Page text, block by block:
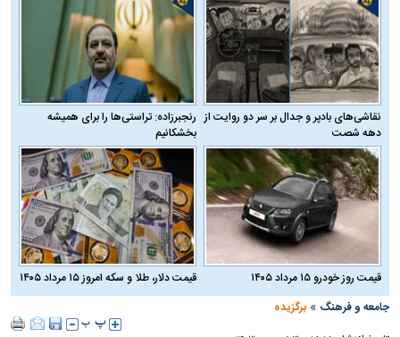
نقاشی‌های بادپر و جدال بر سر دو روایت از
دهه شصت
رنجبرزاده: تراستی‌ها را برای همیشه
بخشکانیم
قیمت روز خودرو ۱۵ مرداد ۱۴۰۵
قیمت دلار، طلا و سکه امروز ۱۵ مرداد ۱۴۰۵
جامعه و فرهنگ »برگزیده